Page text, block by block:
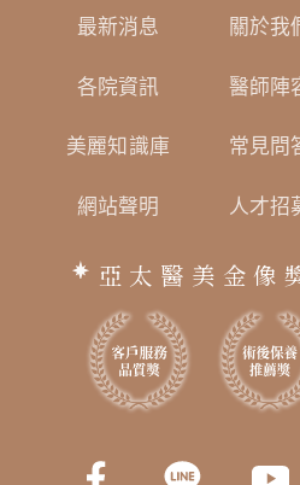
最新消息 關於我
各院資訊 醫師陣
美麗知識庫 常見問
網站聲明 人才招
亞太醫美金像